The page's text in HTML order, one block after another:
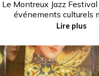
Le Montreux Jazz Festival
événements culturels
Lire plus